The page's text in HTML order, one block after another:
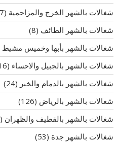
شغالات بالشهر الخرج والمزاحمية (7)
شغالات بالشهر الطائف (8)
شغالات بالشهر بأبها وخميس مشيط
شغالات بالشهر بالجبيل والاحساء (16)
شغالات بالشهر بالدمام والخبر (24)
شغالات بالشهر بالرياض (126)
شغالات بالشهر بالقطيف والظهران (5)
شغالات بالشهر جدة (53)